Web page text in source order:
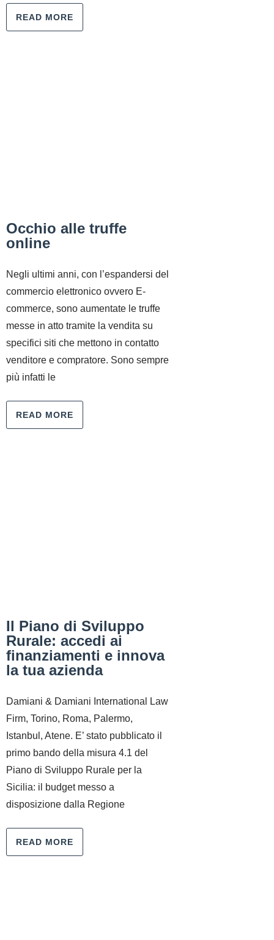
READ MORE
Occhio alle truffe
online
Negli ultimi anni, con l’espandersi del
commercio elettronico ovvero E-
commerce, sono aumentate le truffe
messe in atto tramite la vendita su
specifici siti che mettono in contatto
venditore e compratore. Sono sempre
più infatti le
READ MORE
Il Piano di Sviluppo
Rurale: accedi ai
finanziamenti e innova
la tua azienda
Damiani & Damiani International Law
Firm, Torino, Roma, Palermo,
Istanbul, Atene. E’ stato pubblicato il
primo bando della misura 4.1 del
Piano di Sviluppo Rurale per la
Sicilia: il budget messo a
disposizione dalla Regione
READ MORE